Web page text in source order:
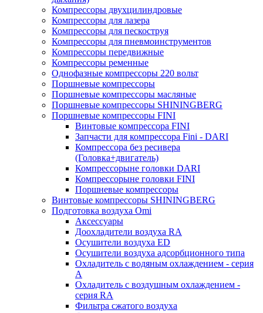
Компрессоры двухцилиндровые
Компрессоры для лазера
Компрессоры для пескоструя
Компрессоры для пневмоинструментов
Компрессоры передвижные
Компрессоры ременные
Однофазные компрессоры 220 вольт
Поршневые компрессоры
Поршневые компрессоры масляные
Поршневые компрессоры SHININGBERG
Поршневые компрессоры FINI
Винтовые компрессора FINI
Запчасти для компрессора Fini - DARI
Компрессора без ресивера
(Головка+двигатель)
Компрессорыне головки DARI
Компрессорыне головки FINI
Поршневые компрессоры
Винтовые компрессоры SHININGBERG
Подготовка воздуха Omi
Аксессуары
Доохладители воздуха RA
Осушители воздуха ED
Осушители воздуха адсорбционного типа
Охладитель с водяным охлаждением - серия
A
Охладитель с воздушным охлаждением -
серия RA
Фильтра сжатого воздуха